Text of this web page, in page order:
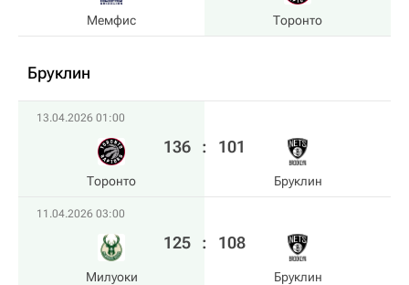
Мемфис Торонто
Бруклин
13.04.2026 01:00
Торонто
136 : 101
Бруклин
11.04.2026 03:00
Милуоки
125 : 108
Бруклин